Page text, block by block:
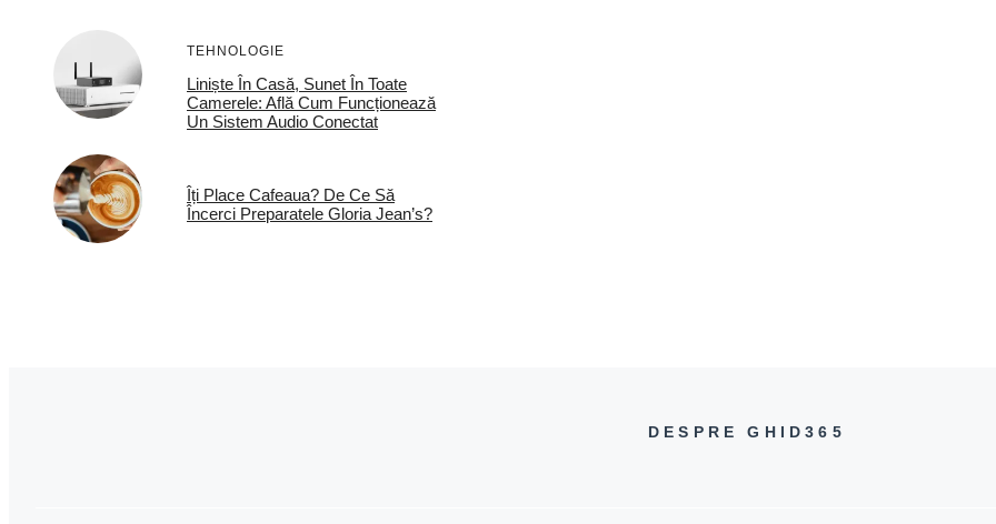
TEHNOLOGIE
Liniște În Casă, Sunet În Toate
Camerele: Află Cum Funcționează
Un Sistem Audio Conectat
Îți Place Cafeaua? De Ce Să
Încerci Preparatele Gloria Jean’s?
DESPRE GHID365